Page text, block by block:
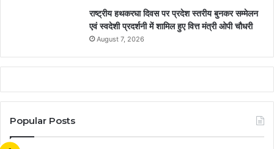
राष्ट्रीय हथकरघा दिवस पर प्रदेश स्तरीय बुनकर सम्मेलन
एवं स्वदेशी प्रदर्शनी में शामिल हुए वित्त मंत्री ओपी चौधरी
August 7, 2026
Popular Posts